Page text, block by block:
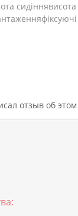
отзыв об